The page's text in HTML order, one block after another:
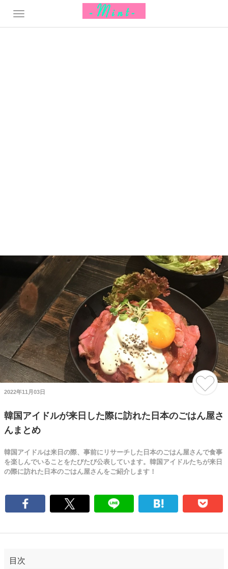
2022年11月03日
韓国アイドルが来日した際に訪れた日本のごはん屋さ
んまとめ
韓国アイドルは来日の際、事前にリサーチした日本のごはん屋さんで食事
を楽しんでいることをたびたび公表しています。韓国アイドルたちが来日
の際に訪れた日本のごはん屋さんをご紹介します！
目次